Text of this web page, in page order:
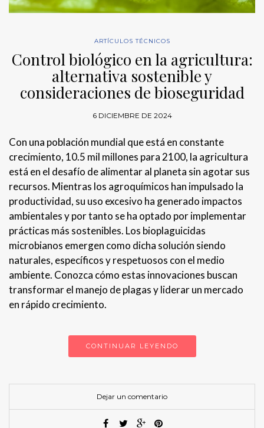
ARTÍCULOS TÉCNICOS
Control biológico en la agricultura:
alternativa sostenible y
consideraciones de bioseguridad
6 DICIEMBRE DE 2024
Con una población mundial que está en constante
crecimiento, 10.5 mil millones para 2100, la agricultura
está en el desafío de alimentar al planeta sin agotar sus
recursos. Mientras los agroquímicos han impulsado la
productividad, su uso excesivo ha generado impactos
ambientales y por tanto se ha optado por implementar
prácticas más sostenibles. Los bioplaguicidas
microbianos emergen como dicha solución siendo
naturales, específicos y respetuosos con el medio
ambiente. Conozca cómo estas innovaciones buscan
transformar el manejo de plagas y liderar un mercado
en rápido crecimiento.
CONTINUAR LEYENDO
Dejar un comentario